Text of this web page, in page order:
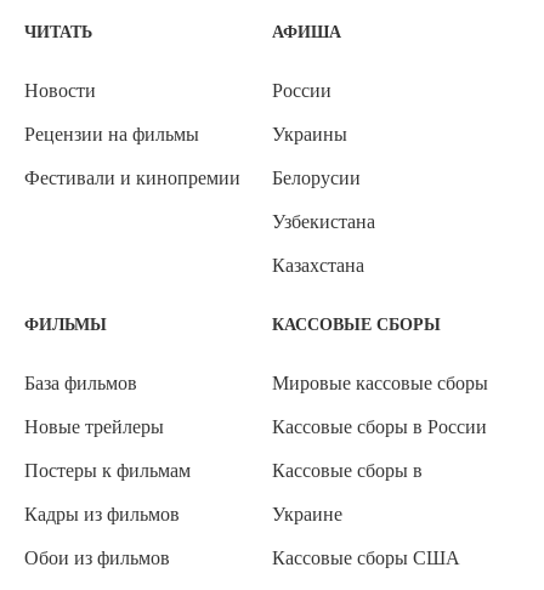
ЧИТАТЬ
Новости
Рецензии на фильмы
Фестивали и кинопремии
АФИША
России
Украины
Белорусии
Узбекистана
Казахстана
ФИЛЬМЫ
База фильмов
Новые трейлеры
Постеры к фильмам
Кадры из фильмов
Обои из фильмов
КАССОВЫЕ СБОРЫ
Мировые кассовые сборы
Кассовые сборы в России
Кассовые сборы в
Украине
Кассовые сборы США